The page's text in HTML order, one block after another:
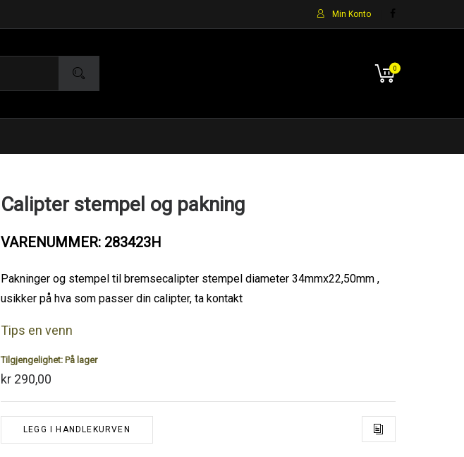
Min Konto
0
Calipter stempel og pakning
VARENUMMER: 283423H
Pakninger og stempel til bremsecalipter stempel diameter 34mmx22,50mm ,
usikker på hva som passer din calipter, ta kontakt
Tips en venn
Tilgjengelighet: På lager
kr 290,00
LEGG I HANDLEKURVEN